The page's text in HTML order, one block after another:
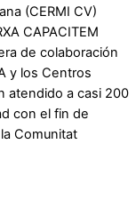
(CERMI CV)
CAPACITEM
de colaboración
y los Centros
atendido a casi 200
con el fin de
Comunitat